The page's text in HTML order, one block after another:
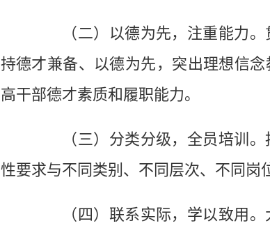
（二）以德为先，注重能力。
持德才兼备、以德为先，突出理想信
高干部德才素质和履职能力。
（三）分类分级，全员培训。
性要求与不同类别、不同层次、不同岗
（四）联系实际，学以致用。